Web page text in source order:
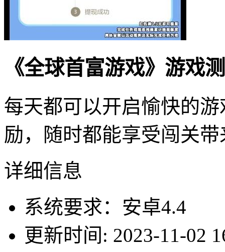
《全球首富游戏》游戏
每天都可以开启愉快的
励，随时都能享受闯关
详细信息
系统要求：安卓4.4
更新时间: 2023-11-02